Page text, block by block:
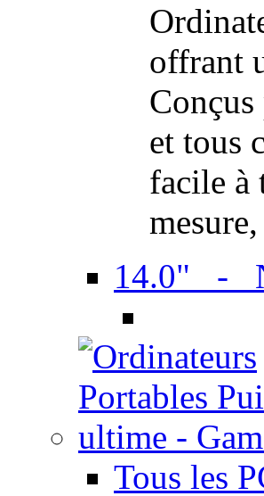
offrant
et tous
facile à
14.0" -
Tous les